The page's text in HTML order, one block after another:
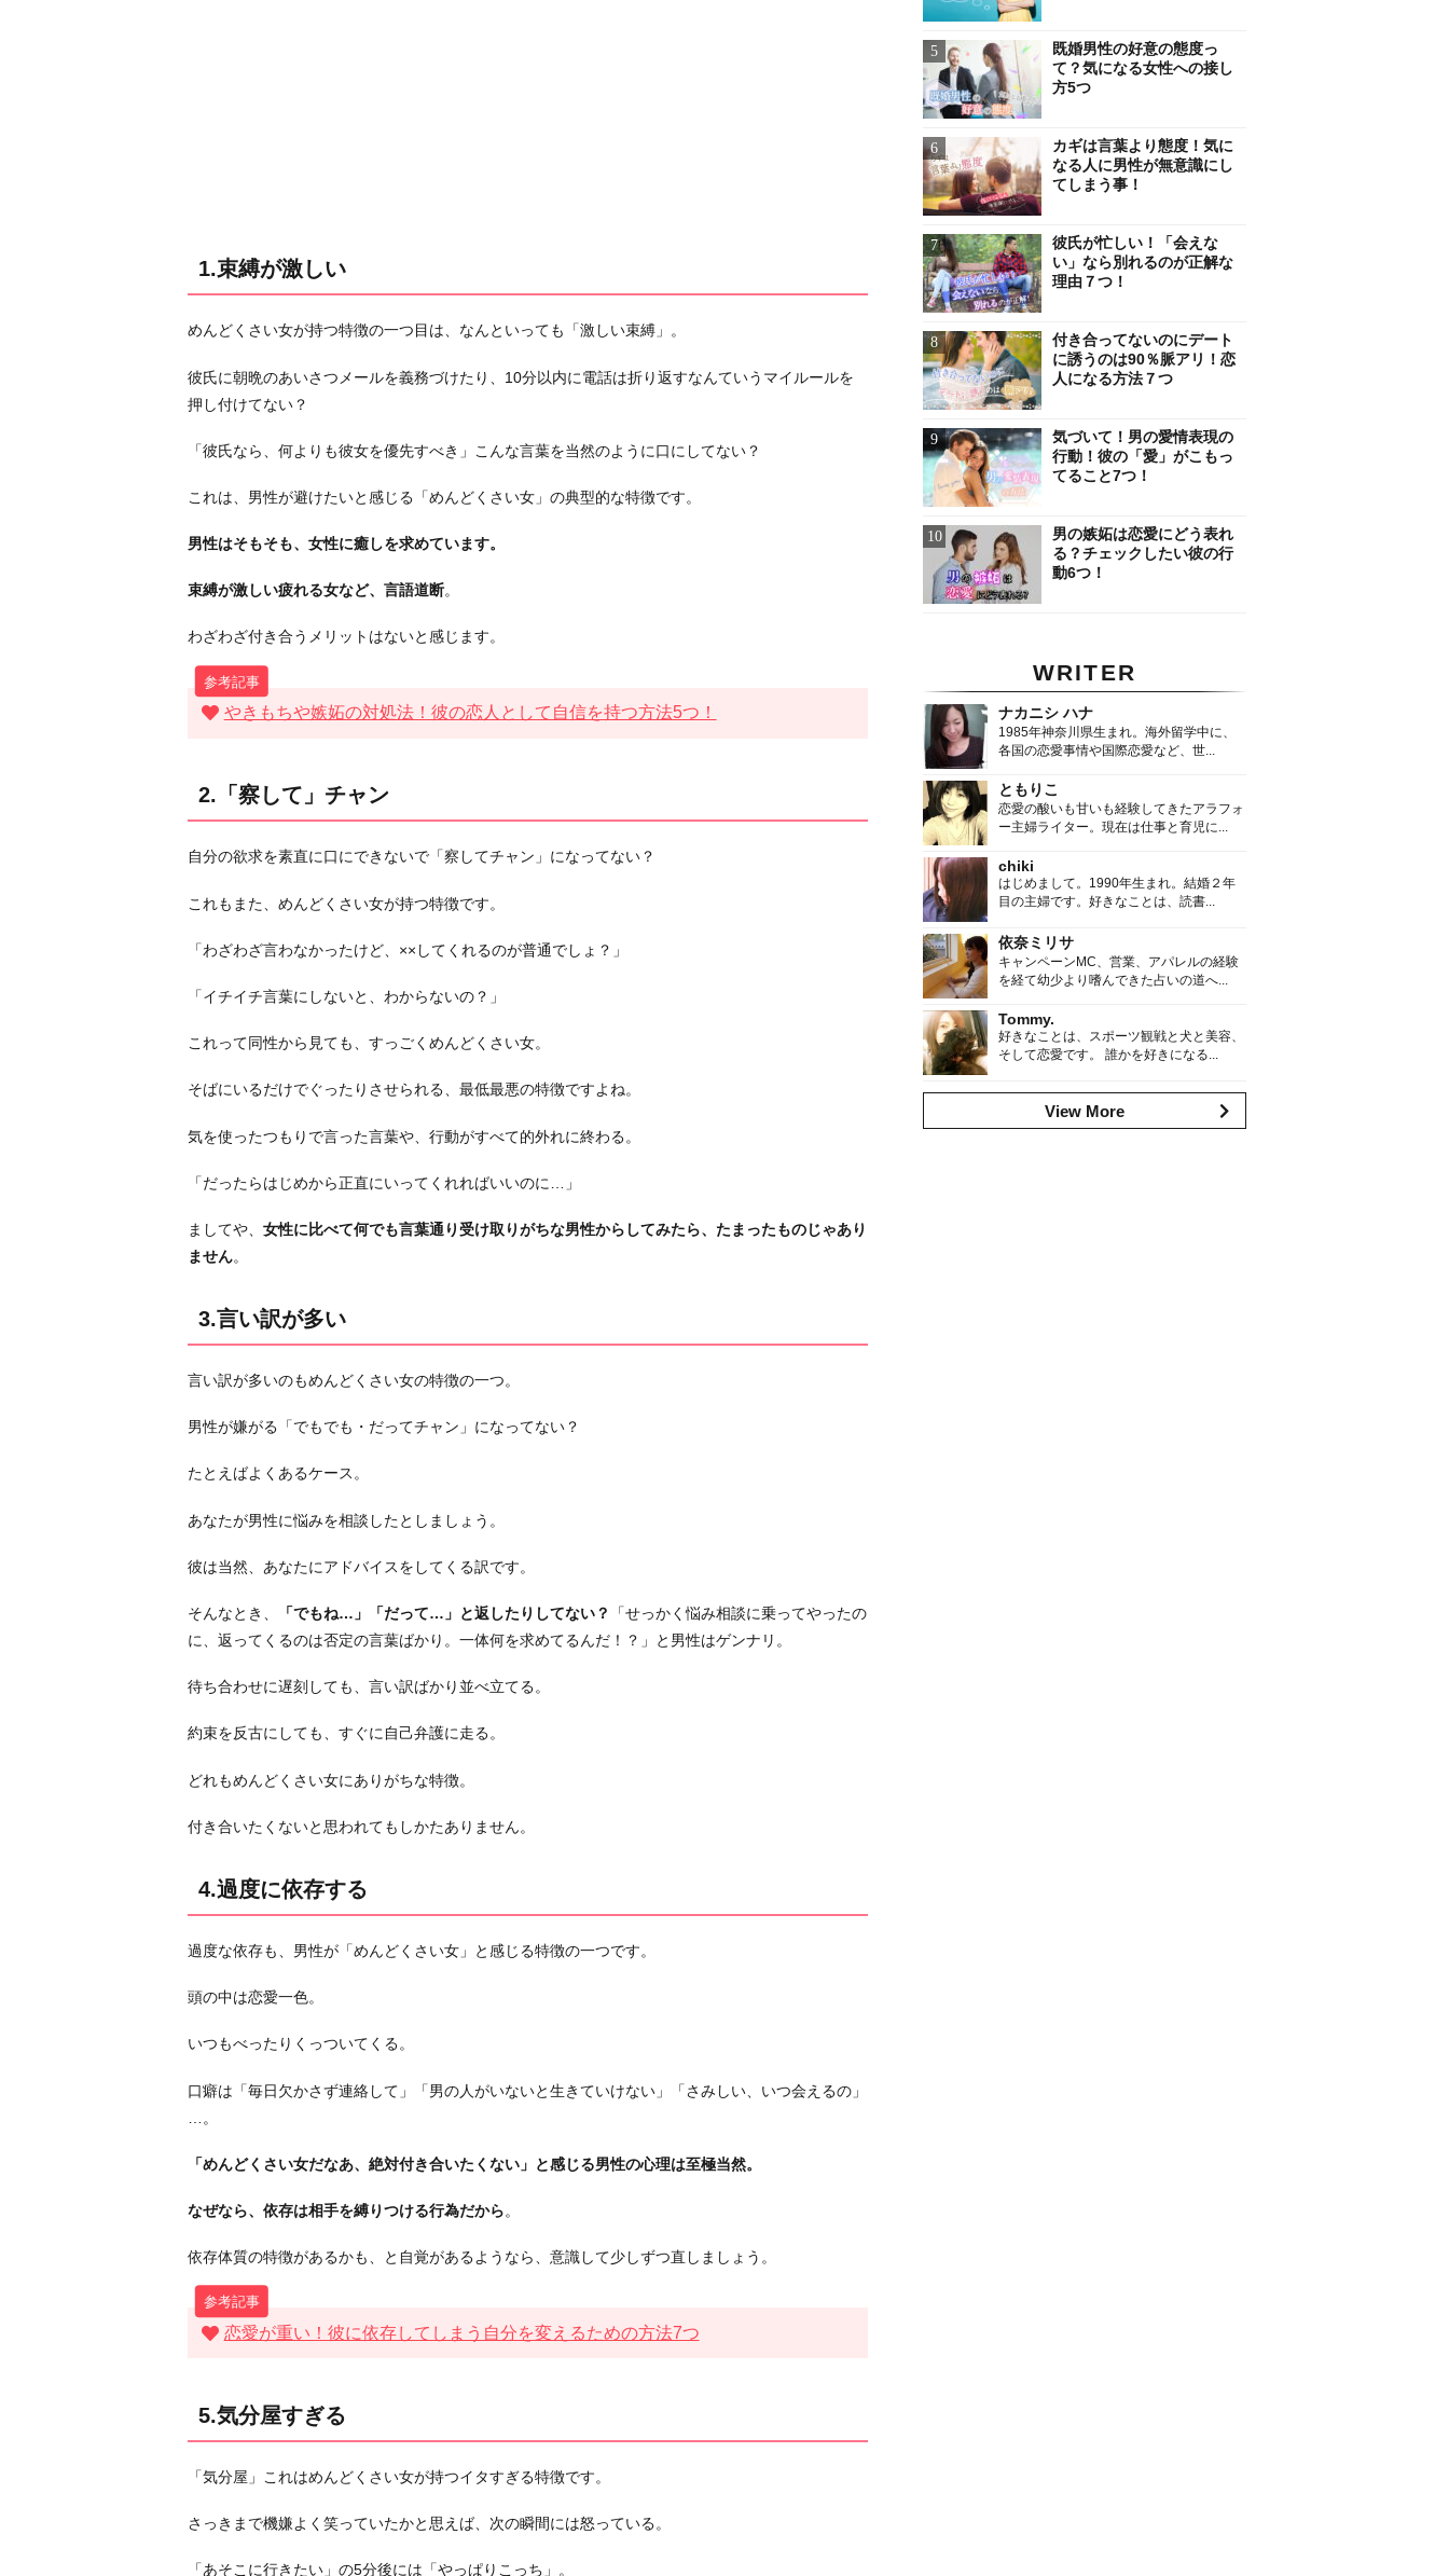
ン
3.
い
訳
が
い
過
度
依
す
る
5.
屋
る
6.
固
融
き
な
7.
見
栄
張
り
わ
り
1.束縛が激しい
めんどくさい女が持つ特徴の一つ目は、なんといっても「激しい束縛」。
彼氏に朝晩のあいさつメールを義務づけたり、10分以内に電話は折り返すなんていうマイルールを
押し付けてない？
「彼氏なら、何よりも彼女を優先すべき」こんな言葉を当然のように口にしてない？
これは、男性が避けたいと感じる「めんどくさい女」の典型的な特徴です。
男性はそもそも、女性に癒しを求めています。
束縛が激しい疲れる女など、言語道断。
わざわざ付き合うメリットはないと感じます。
やきもちや嫉妬の対処法！彼の恋人として自信を持つ方法5つ！
2.「察して」チャン
自分の欲求を素直に口にできないで「察してチャン」になってない？
これもまた、めんどくさい女が持つ特徴です。
「わざわざ言わなかったけど、××してくれるのが普通でしょ？」
「イチイチ言葉にしないと、わからないの？」
これって同性から見ても、すっごくめんどくさい女。
そばにいるだけでぐったりさせられる、最低最悪の特徴ですよね。
気を使ったつもりで言った言葉や、行動がすべて的外れに終わる。
「だったらはじめから正直にいってくれればいいのに…」
ましてや、 女性に比べて何でも言葉通り受け取りがちな男性からしてみたら、たまったものじゃあり
ません。
3.言い訳が多い
言い訳が多いのもめんどくさい女の特徴の一つ。
男性が嫌がる「でもでも・だってチャン」になってない？
たとえばよくあるケース。
あなたが男性に悩みを相談したとしましょう。
彼は当然、あなたにアドバイスをしてくる訳です。
そんなとき、 「でもね…」「だって…」と返したりしてない？
「せっかく悩み相談に乗ってやったの
に、返ってくるのは否定の言葉ばかり。一体何を求めてるんだ！？」と男性はゲンナリ。
待ち合わせに遅刻しても、言い訳ばかり並べ立てる。
約束を反古にしても、すぐに自己弁護に走る。
どれもめんどくさい女にありがちな特徴。
付き合いたくないと思われてもしかたありません。
4.過度に依存する
過度な依存も、男性が「めんどくさい女」と感じる特徴の一つです。
頭の中は恋愛一色。
いつもべったりくっついてくる。
口癖は「毎日欠かさず連絡して」「男の人がいないと生きていけない」「さみしい、いつ会えるの」
…。
「めんどくさい女だなあ、絶対付き合いたくない」と感じる男性の心理は至極当然。
なぜなら、依存は相手を縛りつける行為だから。
依存体質の特徴があるかも、と自覚があるようなら、意識して少しずつ直しましょう。
恋愛が重い！彼に依存してしまう自分を変えるための方法7つ
5.気分屋すぎる
「気分屋」これはめんどくさい女が持つイタすぎる特徴です。
さっきまで機嫌よく笑っていたかと思えば、次の瞬間には怒っている。
「あそこに行きたい」の5分後には「やっぱりこっち」。
既婚男性の好意の態度っ
て？気になる女性への接し
方5つ
カギは言葉より態度！気に
なる人に男性が無意識にし
てしまう事！
彼氏が忙しい！「会えな
い」なら別れるのが正解な
理由７つ！
付き合ってないのにデート
に誘うのは90％脈アリ！恋
人になる方法７つ
気づいて！男の愛情表現の
行動！彼の「愛」がこもっ
てること7つ！
男の嫉妬は恋愛にどう表れ
る？チェックしたい彼の行
動6つ！
WRITER
ナカニシ ハナ
1985年神奈川県生まれ。海外留学中に、
各国の恋愛事情や国際恋愛など、世...
ともりこ
恋愛の酸いも甘いも経験してきたアラフォ
ー主婦ライター。現在は仕事と育児に...
chiki
はじめまして。1990年生まれ。結婚２年
目の主婦です。好きなことは、読書...
依奈ミリサ
キャンペーンMC、営業、アパレルの経験
を経て幼少より嗜んできた占いの道へ...
Tommy.
好きなことは、スポーツ観戦と犬と美容、
そして恋愛です。 誰かを好きになる...
View More